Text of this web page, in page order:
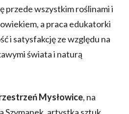
przede wszystkim roślinami i
a praca edukatorki
i satysfakcję ze względu na
świata i naturą
Mysłowice, na